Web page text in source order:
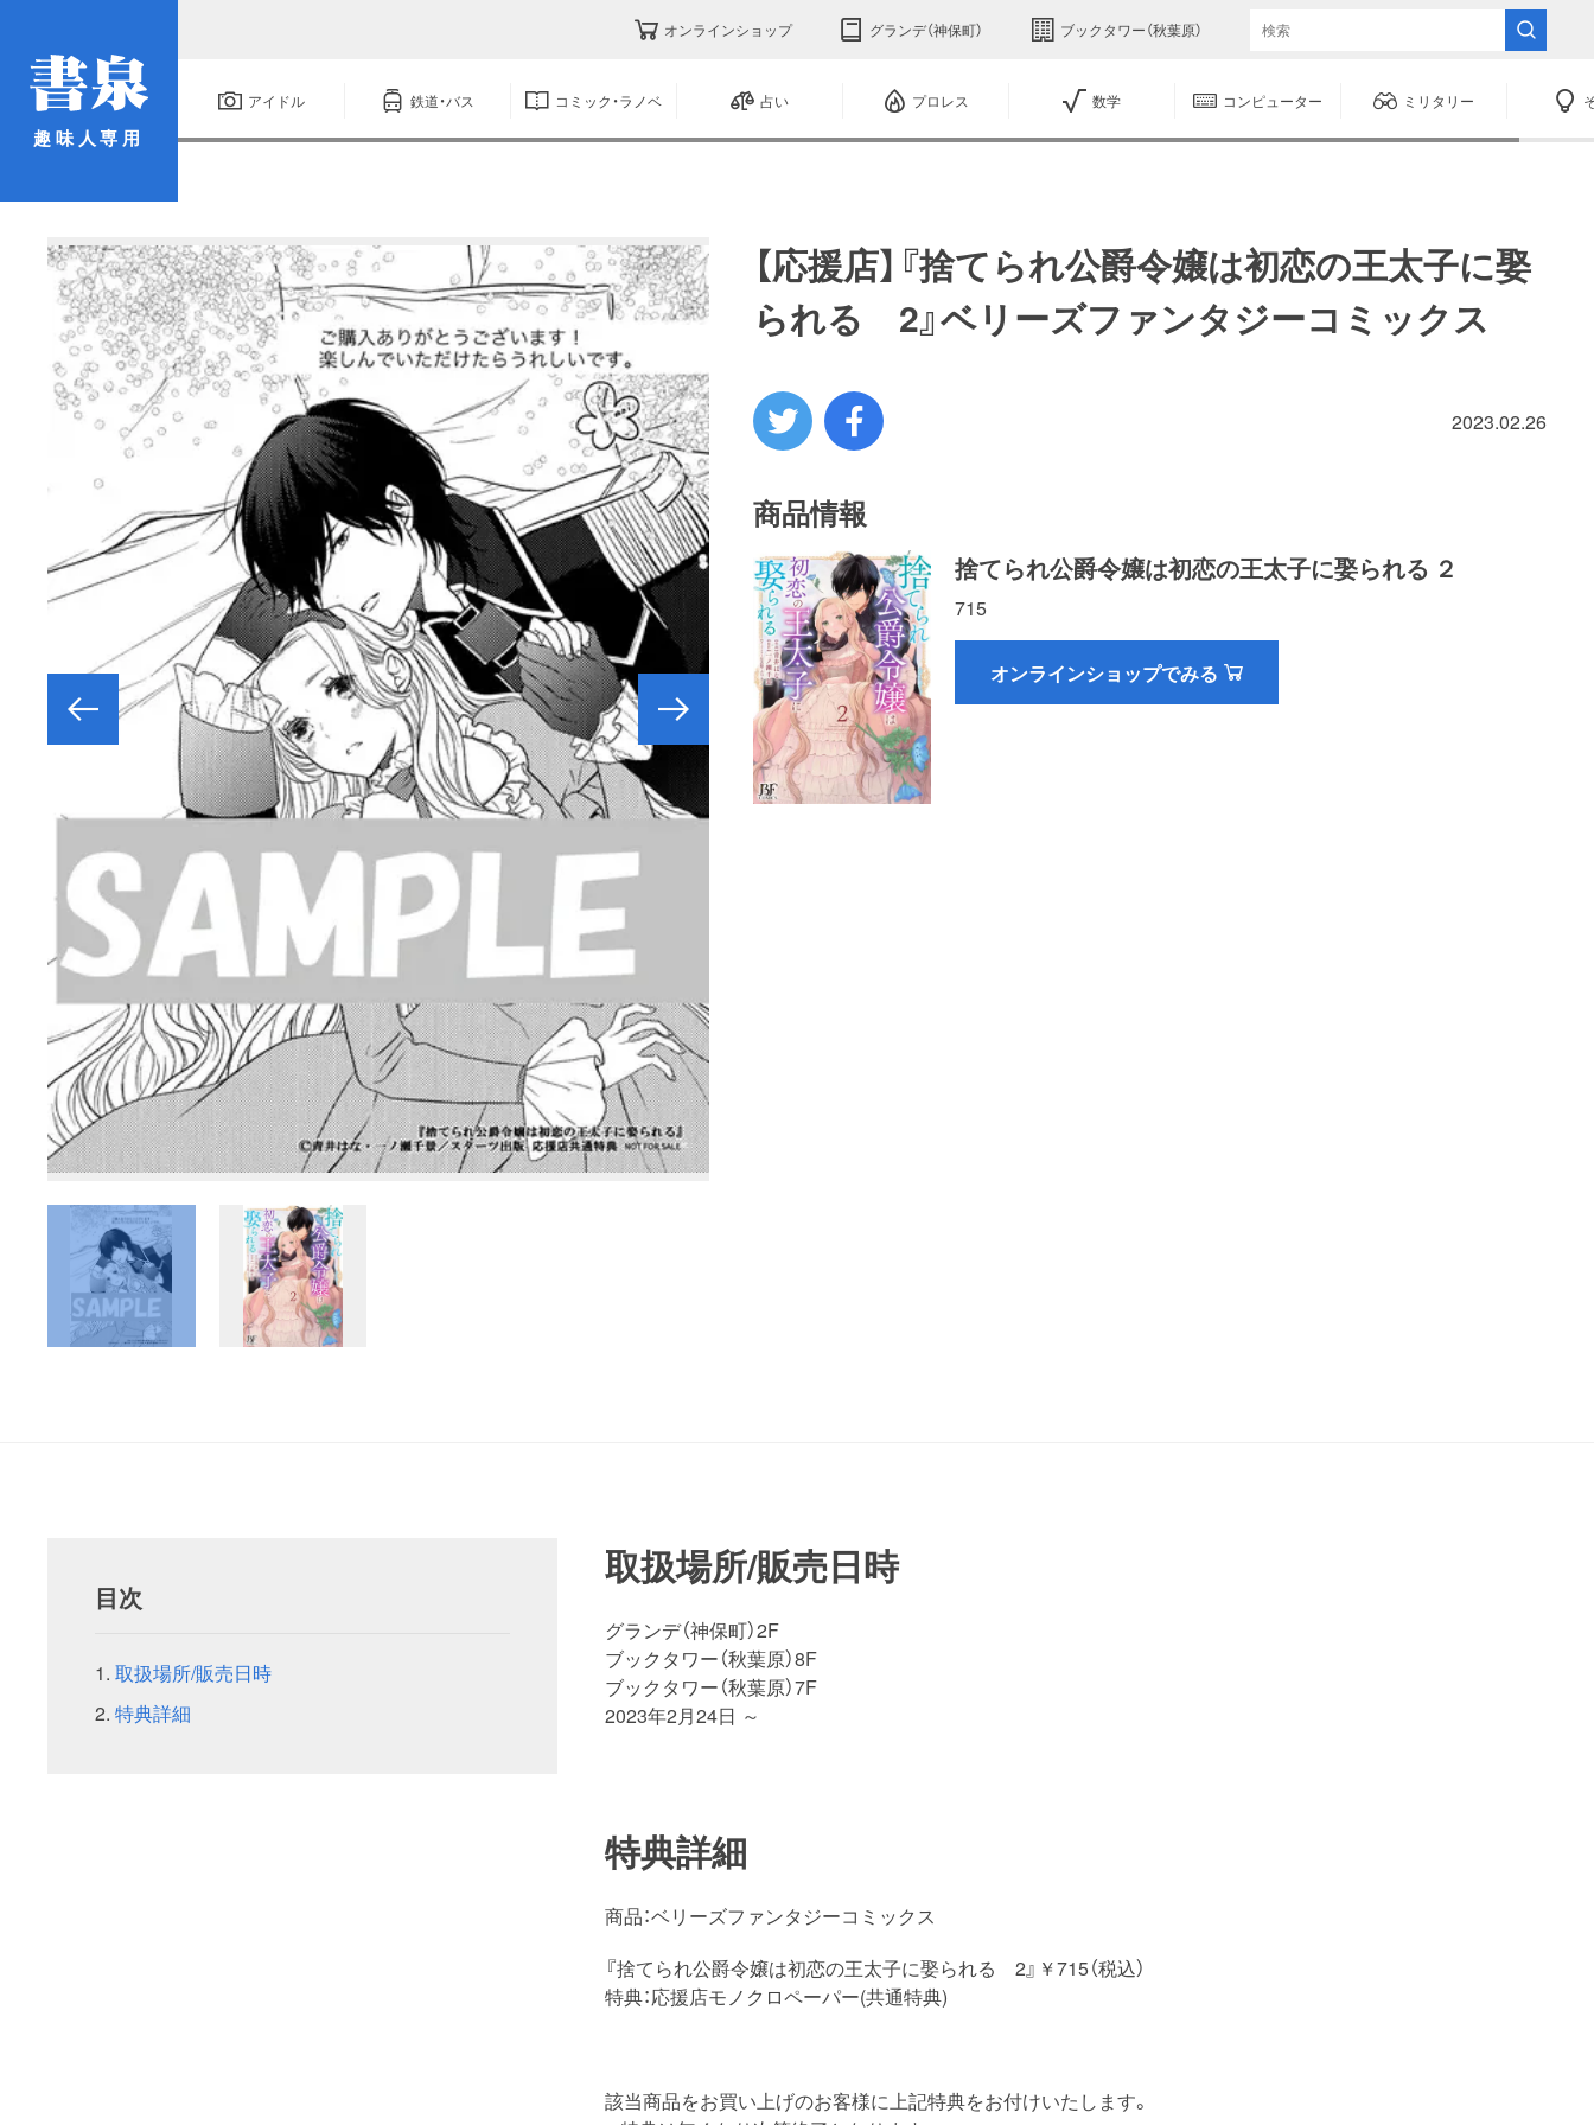
趣味人専用
オンラインショップ グランデ（神保町） ブックタワー（秋葉原）
アイドル 鉄道・バス コミック・ラノベ 占い プロレス 数学 コンピューター ミリタリー
【応援店】『捨てられ公爵令嬢は初恋の王太子に娶
られる 2』ベリーズファンタジーコミックス
2023.02.26
商品情報
捨てられ公爵令嬢は初恋の王太子に娶られる ２
715
オンラインショップでみる
目次
取扱場所/販売日時
特典詳細
取扱場所/販売日時
グランデ（神保町）2F
ブックタワー（秋葉原）8F
ブックタワー（秋葉原）7F
2023年2月24日 ～
特典詳細
商品：ベリーズファンタジーコミックス
『捨てられ公爵令嬢は初恋の王太子に娶られる 2』￥715（税込）
特典：応援店モノクロペーパー(共通特典)
該当商品をお買い上げのお客様に上記特典をお付けいたします。